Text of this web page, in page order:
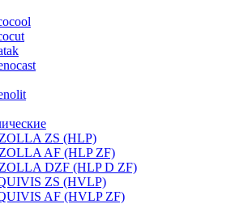
ZS (HLP)
AF (HLP ZF)
DZF (HLP D ZF)
ZS (HVLP)
AF (HVLP ZF)